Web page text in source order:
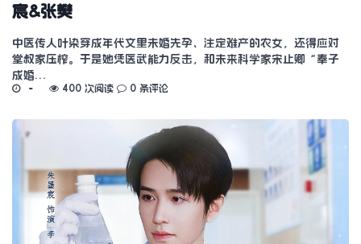
宸&张樊
中医传人叶染穿成年代文里未婚先孕、注定难产的农女，还得应对
堂叔家压榨。于是她凭医武能力反击，和未来科学家宋止卿“奉子
成婚…
400 次阅读 0 条评论